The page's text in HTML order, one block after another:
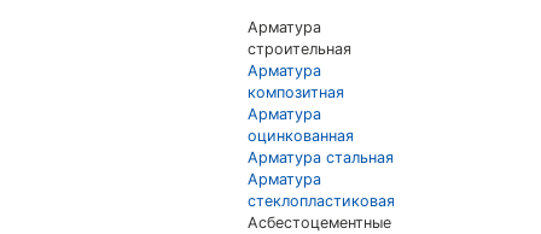
Арматура
строительная
Арматура
композитная
Арматура
оцинкованная
Арматура стальная
Арматура
стеклопластиковая
Асбестоцементные